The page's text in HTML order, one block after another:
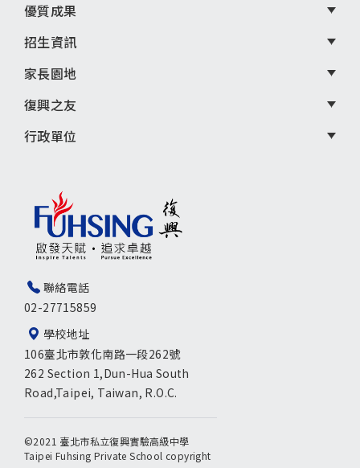
聯絡電話
02-27715859
學校地址
106臺北市敦化南路一段262號
262 Section 1,Dun-Hua South
Road,Taipei, Taiwan, R.O.C.
©2021 臺北市私立復興實驗高級中學
Taipei Fuhsing Private School copyright
優質成果
招生資訊
家長園地
復興之友
行政單位